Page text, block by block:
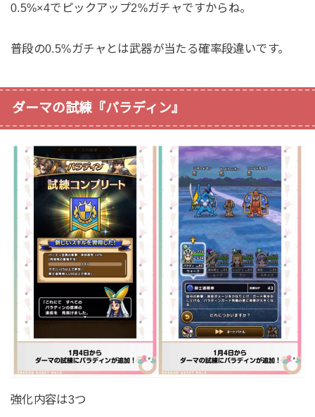
0.5%×4でピックアップ2%ガチャですからね。
普段の0.5%ガチャとは武器が当たる確率段違いです。
ダーマの試練『パラディン』
強化内容は3つ